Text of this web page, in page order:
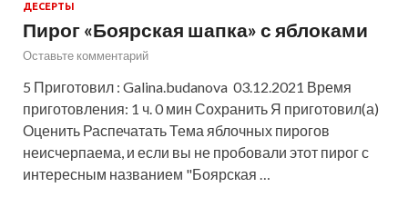
ДЕСЕРТЫ
Пирог «Боярская шапка» с яблоками
Оставьте комментарий
5 Приготовил : Galina.budanova 03.12.2021 Время
приготовления: 1 ч. 0 мин Сохранить Я приготовил(а)
Оценить Распечатать Тема яблочных пирогов
неисчерпаема, и если вы не пробовали этот пирог с
интересным названием "Боярская …